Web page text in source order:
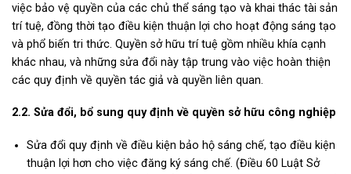
việc bảo vệ quyền của các chủ thể sáng tạo và khai thác tài sản
trí tuệ, đồng thời tạo điều kiện thuận lợi cho hoạt động sáng tạo
và phổ biến tri thức. Quyền sở hữu trí tuệ gồm nhiều khía cạnh
khác nhau, và những sửa đổi này tập trung vào việc hoàn thiện
các quy định về quyền tác giả và quyền liên quan.
2.2. Sửa đổi, bổ sung quy định về quyền sở hữu công nghiệp
Sửa đổi quy định về điều kiện bảo hộ sáng chế, tạo điều kiện
thuận lợi hơn cho việc đăng ký sáng chế. (Điều 60 Luật Sở